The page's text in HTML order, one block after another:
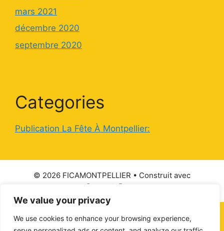
We value your privacy
We use cookies to enhance your browsing experience,
mars 2021
décembre 2020
septembre 2020
Categories
Publication La Fête À Montpellier:
© 2026 FICAMONTPELLIER • Construit avec
GeneratePress